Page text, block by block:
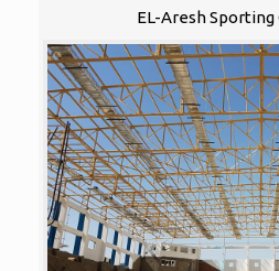
EL-Aresh Sporting